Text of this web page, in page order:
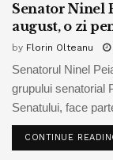
Senator Ninel
august, o zi
by Florin Olteanu
Senatorul Ninel
grupului senatorial
Senatului, face
CONTINUE